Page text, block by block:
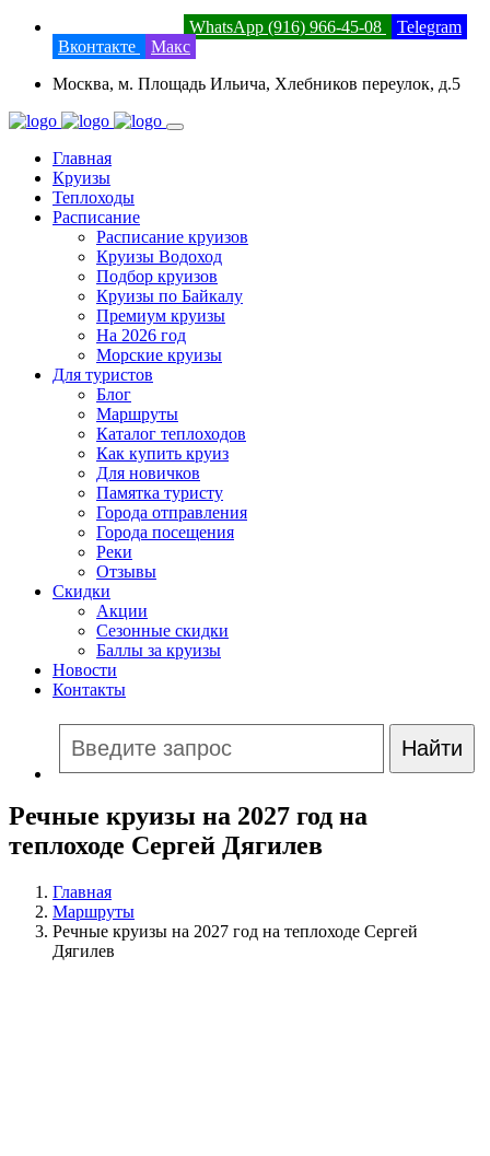
WhatsApp (916) 966-45-08
Telegram
Вконтакте
Макс
Москва, м. Площадь Ильича, Хлебников переулок, д.5
Главная
Круизы
Теплоходы
Расписание
Расписание круизов
Круизы Водоход
Подбор круизов
Круизы по Байкалу
Премиум круизы
На 2026 год
Морские круизы
Для туристов
Блог
Маршруты
Каталог теплоходов
Как купить круиз
Для новичков
Памятка туристу
Города отправления
Города посещения
Реки
Отзывы
Скидки
Акции
Сезонные скидки
Баллы за круизы
Новости
Контакты
Речные круизы на 2027 год на
теплоходе Сергей Дягилев
Главная
Маршруты
Речные круизы на 2027 год на теплоходе Сергей
Дягилев